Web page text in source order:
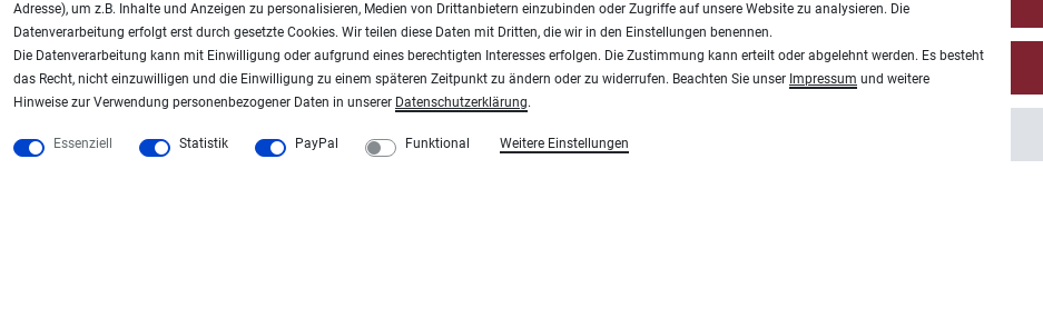
AGB Widerrufsrecht
Unsere weiteren Shops:
Schmincke Künstlerfarben das Gesamtsortiment Schneideplotter, Transferpressen, Siebdruck und Plotterfolien
Adresse), um z.B. Inhalte und Anzeigen zu personalisieren, Medien von Drittanbietern einzubinden oder Zugriffe auf unsere Website zu analysieren. Die
Datenverarbeitung erfolgt erst durch gesetzte Cookies. Wir teilen diese Daten mit Dritten, die wir in den Einstellungen benennen.
Die Datenverarbeitung kann mit Einwilligung oder aufgrund eines berechtigten Interesses erfolgen. Die Zustimmung kann erteilt oder abgelehnt werden. Es besteht
das Recht, nicht einzuwilligen und die Einwilligung zu einem späteren Zeitpunkt zu ändern oder zu widerrufen. Beachten Sie unser Impressum und weitere
Hinweise zur Verwendung personenbezogener Daten in unserer Daten­schutz­erklärung.
Essenziell Statistik PayPal Funktional Weitere Einstellungen